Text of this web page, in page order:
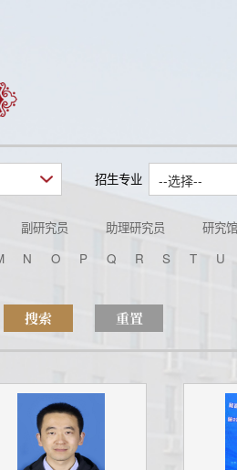
招生专业 --选择--
副研究员 助理研究员
研究
工程师 助理工程师 其他
N O P Q R S T U
搜索 重置